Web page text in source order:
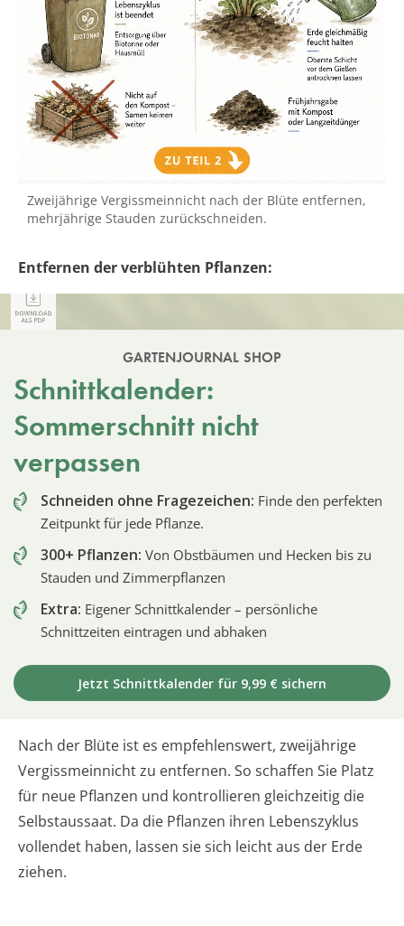
Zweijährige Vergissmeinnicht nach der Blüte entfernen,
mehrjährige Stauden zurückschneiden.
Entfernen der verblühten Pflanzen:
GARTENJOURNAL SHOP
Schnittkalender:
Sommerschnitt nicht
verpassen
Schneiden ohne Fragezeichen: Finde den perfekten
Zeitpunkt für jede Pflanze.
300+ Pflanzen: Von Obstbäumen und Hecken bis zu
Stauden und Zimmerpflanzen
Extra: Eigener Schnittkalender – persönliche
Schnittzeiten eintragen und abhaken
Jetzt Schnittkalender für 9,99 € sichern
Nach der Blüte ist es empfehlenswert, zweijährige
Vergissmeinnicht zu entfernen. So schaffen Sie Platz
für neue Pflanzen und kontrollieren gleichzeitig die
Selbstaussaat. Da die Pflanzen ihren Lebenszyklus
vollendet haben, lassen sie sich leicht aus der Erde
ziehen.